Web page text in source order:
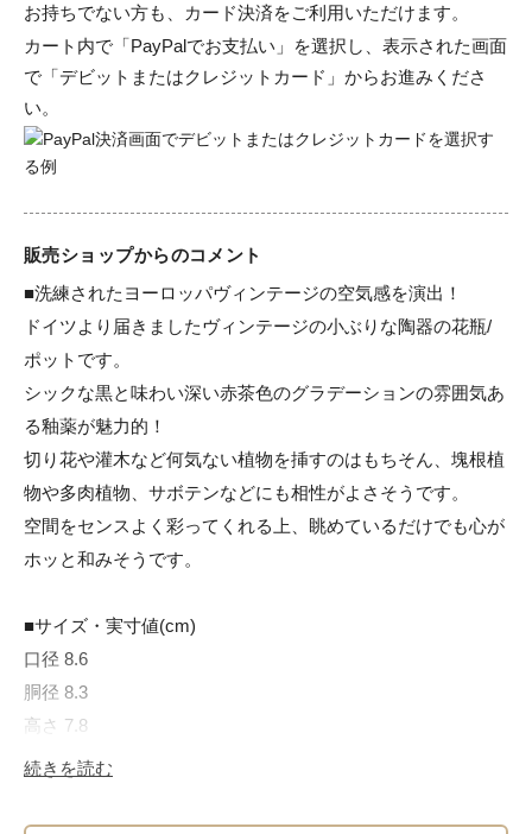
お持ちでない方も、カード決済をご利用いただけます。
カート内で「PayPalでお支払い」を選択し、表示された画面
で「デビットまたはクレジットカード」からお進みくださ
い。
販売ショップからのコメント
■洗練されたヨーロッパヴィンテージの空気感を演出！
ドイツより届きましたヴィンテージの小ぶりな陶器の花瓶/
ポットです。
シックな黒と味わい深い赤茶色のグラデーションの雰囲気あ
る釉薬が魅力的！
切り花や灌木など何気ない植物を挿すのはもちそん、塊根植
物や多肉植物、サボテンなどにも相性がよさそうです。
空間をセンスよく彩ってくれる上、眺めているだけでも心が
ホッと和みそうです。
■サイズ・実寸値(cm)
口径 8.6
胴径 8.3
高さ 7.8
若干の誤差はご了承ください
■素材
続きを読む